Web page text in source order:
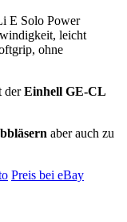
E Solo Power
leicht
ohne
derEinhell GE-CL
aber auch zu
Preis bei eBay